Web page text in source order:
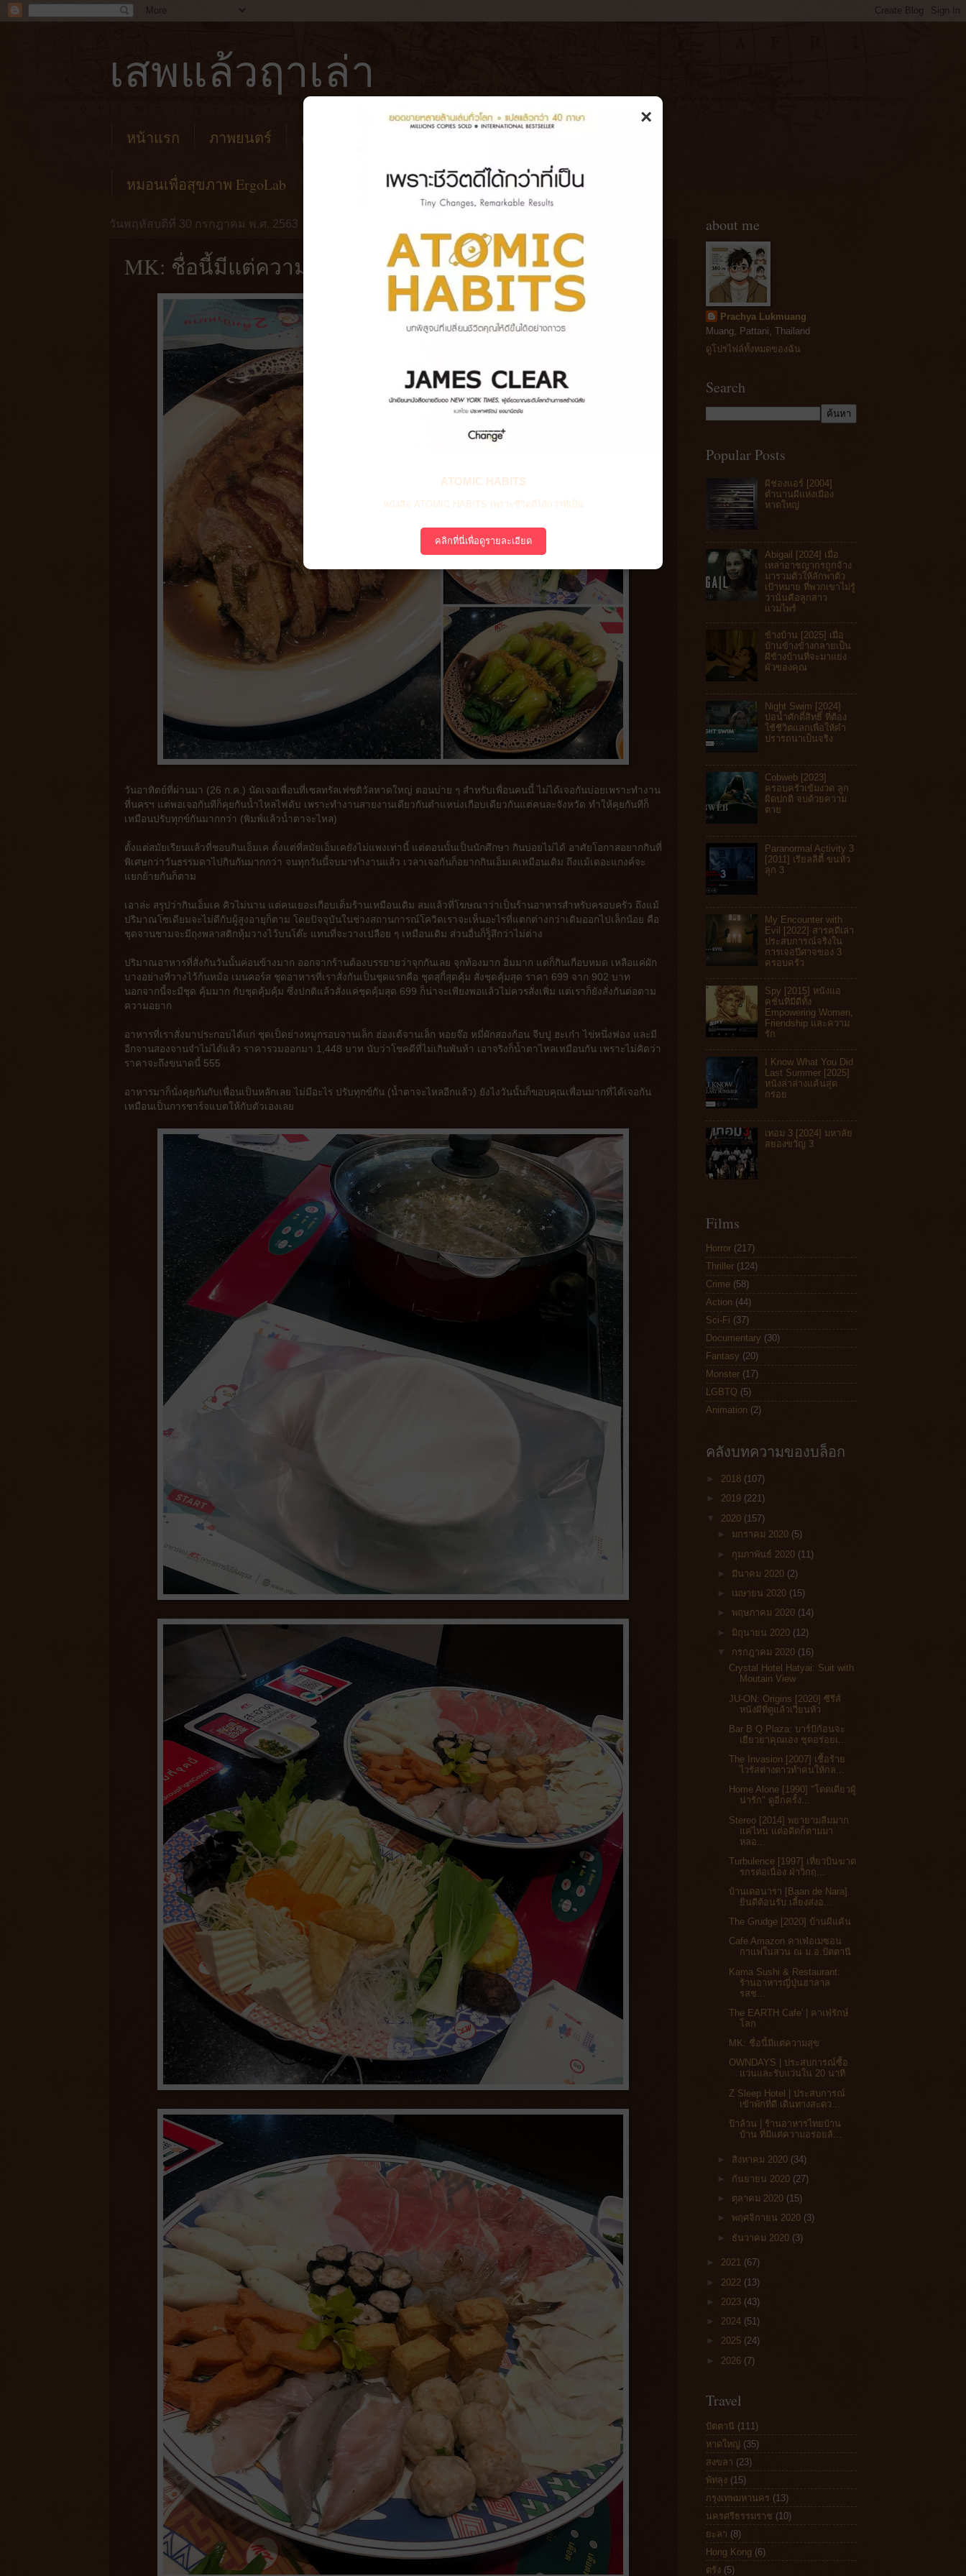
เสพแล้วฤาเล่า
หน้าแรก ภาพยนตร์ คาเฟ่
หมอนเพื่อสุขภาพ ErgoLab
วันพฤหัสบดีที่ 30 กรกฎาคม พ.ศ. 2563
MK: ชื่อนี้มีแต่ความสุข
วันอาทิตย์ที่ผ่านมา (26 ก.ค.) นัดเจอเพื่อนที่เซลทรัลเฟซติวัลหาดใหญ่ ตอนบ่าย ๆ สำหรับเพื่อนคนนี้ ไม่ได้เจอกันบ่อยเพราะทำงาน
ที่นครฯ แต่พอเจอกันทีก็คุยกันน้ำไหลไฟดับ เพราะทำงานสายงานเดียวกันตำแหน่งเกือบเดียวกันแต่คนละจังหวัด ทำให้คุยกันทีก็
เหมือนปรับทุกข์กันมากกว่า (พิมพ์แล้วน้ำตาจะไหล)
ตั้งแต่สมัยเรียนแล้วที่ชอบกินเอ็มเค ตั้งแต่ที่สมัยเอ็มเคยังไม่แพงเท่านี้ แต่ตอนนั้นเป็นนักศึกษา กินบ่อยไม่ได้ อาศัยโอกาสอยากกินที่
พิเศษกว่าวันธรรมดาไปกินกันมากกว่า จนทุกวันนี้จบมาทำงานแล้ว เวลาเจอกันก็อยากกินเอ็มเคเหมือนเดิม ถึงแม้เดอะแกงค์จะ
แยกย้ายกันก็ตาม
เอาล่ะ สรุปว่ากินเอ็มเค คิวไม่นาน แต่คนเยอะเกือบเต็มร้านเหมือนเดิม สมแล้วที่โฆษณาว่าเป็นร้านอาหารสำหรับครอบครัว ถึงแม้
ปริมาณโซเดียมจะไม่ดีกับผู้สูงอายุก็ตาม โดยปัจจุบันในช่วงสถานการณ์โควิดเราจะเห็นอะไรที่แตกต่างกว่าเดิมออกไปเล็กน้อย คือ
ชุดจานชามจะมีถุงพลาสติกหุ้มวางไว้บนโต๊ะ แทนที่จะวางเปลือย ๆ เหมือนเดิม ส่วนอื่นก็รู็สึกว่าไม่ต่าง
ปริมาณอาหารที่สั่งกันวันนั้นค่อนข้างมาก ออกจากร้านต้องบรรยายว่าจุกกันเลย จุกท้องมาก อิ่มมาก แต่ก็กินเกือบหมด เหลือแค่ผัก
บางอย่างที่วางไว้ก้นหม้อ เมนคอร์ส ชุดอาหารที่เราสั่งกันเป็นชุดแรกคือ ชุดสุกี้สุดคุ้ม สั่งชุดคุ้มสุด ราคา 699 จาก 902 บาท
นอกจากนี้จะมีชุด คุ้มมาก กับชุดคุ้มคุ้ม ซึ่งปกติแล้วสั่งแค่ชุดคุ้มสุด 699 ก็น่าจะเพียงพอแล้วไม่ควรสั่งเพิ่ม แต่เราก็ยังสั่งกันต่อตาม
ความอยาก
อาหารที่เราสั่งมาประกอบได้แก่ ชุดเป็ดย่างหมูกรอบจานเล็ก ฮ่องเต้จานเล็ก หอยจ๊อ หมี่ผักสองก้อน จีบปู ฮะเก๋า ไข่หนึ่งฟอง และมี
อีกจานสองจานจำไม่ได้แล้ว ราคารวมออกมา 1,448 บาท นับว่าโชคดีที่ไม่เกินพันห้า เอาจริงก็น้ำตาไหลเหมือนกัน เพราะไม่คิดว่า
ราคาจะถึงขนาดนี้ 555
อาหารมาก็นั่งคุยกันกับเพื่อนเป็นหลักเลย ไม่มีอะไร ปรับทุกข์กัน (น้ำตาจะไหลอีกแล้ว) ยังไงวันนั้นก็ขอบคุณเพื่อนมากที่ได้เจอกัน
เหมือนเป็นการชาร์จแบตให้กับตัวเองเลย
about me
Prachya Lukmuang
Muang, Pattani, Thailand
ดูโปรไฟล์ทั้งหมดของฉัน
Search
Popular Posts
ผีช่องแอร์ [2004]
ตำนานผีแห่งเมือง
หาดใหญ่
Abigail [2024] เมื่อ
เหล่าอาชญากรถูกจ้าง
มารวมตัวให้ลักพาตัว
เป้าหมาย ที่พวกเขาไม่รู้
ว่านั่นคือลูกสาว
แวมไพร์
ข้างบ้าน [2025] เมื่อ
บ้านข้างข้างกลายเป็น
ผีข้างบ้านที่จะมาแย่ง
ผัวของคุณ
Night Swim [2024]
บ่อน้ำศักดิ์สิทธิ์ ที่ต้อง
ใช้ชีวิตแลกเพื่อให้คำ
ปรารถนาเป็นจริง
Cobweb [2023]
ครอบครัวเข้มงวด ลูก
ผิดปกติ จบด้วยความ
ตาย
Paranormal Activity 3
[2011] เรียลลิตี้ ขนหัว
ลุก 3
My Encounter with
Evil [2022] สารคดีเล่า
ประสบการณ์จริงใน
การเจอปีศาจของ 3
ครอบครัว
Spy [2015] หนังแอ
คชันที่มีดีทั้ง
Empowering Women,
Friendship และความ
รัก
I Know What You Did
Last Summer [2025]
หนังล่าล่างแค้นสุด
กร่อย
เทอม 3 [2024] มหาลัย
สยองขวัญ 3
Films
Horror (217)
Thriller (124)
Crime (58)
Action (44)
Sci-Fi (37)
Documentary (30)
Fantasy (20)
Monster (17)
LGBTQ (5)
Animation (2)
คลังบทความของบล็อก
► 2018 (107)
► 2019 (221)
▼ 2020 (157)
► มกราคม 2020 (5)
► กุมภาพันธ์ 2020 (11)
► มีนาคม 2020 (2)
► เมษายน 2020 (15)
►พฤษภาคม 2020 (14)
► มิถุนายน 2020 (12)
▼ กรกฎาคม 2020 (16)
Crystal Hotel Hatyai: Suit with
Moutain View
JU-ON: Origins [2020] ซีรีส์
หนังผีที่ดูแล้วเวียนหัว
Bar B Q Plaza: บาร์บีก้อนจะ
เยียวยาคุณเอง ชุดอร่อยเ...
The Invasion [2007] เชื้อร้าย
ไวรัสต่างดาวทำคนให้กล...
Home Alone [1990] "โดดเดี่ยวผู้
น่ารัก" ดูอีกครั้ง...
Stereo [2014] พยายามลืมมาก
แค่ไหน แต่อดีตก็ตามมา
หลอ...
Turbulence [1997] เที่ยวบินฆาต
รกรต่อเนื่อง ฝ่าวิกฤ...
บ้านเดอนารา [Baan de Nara]
ยินดีต้อนรับ เลี้ยงส่งอ...
The Grudge [2020] บ้านผีแค้น
Cafe Amazon คาเฟ่อเมซอน
กาแฟในสวน ณ ม.อ.ปัตตานี
Kama Sushi & Restaurant:
ร้านอาหารญี่ปุ่นฮาลาล
รสช...
The EARTH Cafe' | คาเฟ่รักษ์
โลก
MK: ชื่อนี้มีแต่ความสุข
OWNDAYS | ประสบการณ์ซื้อ
แว่นและรับแว่นใน 20 นาที
Z Sleep Hotel | ประสบการณ์
เข้าพักที่ดี เดินทางสะดว...
ป้าล้วน | ร้านอาหารไทยบ้าน
บ้าน ที่มีแต่ความอร่อยล้...
► สิงหาคม 2020 (34)
► กันยายน 2020 (27)
► ตุลาคม 2020 (15)
►พฤศจิกายน 2020 (3)
► ธันวาคม 2020 (3)
► 2021 (67)
► 2022 (13)
► 2023 (43)
► 2024 (51)
► 2025 (24)
► 2026 (7)
Travel
ปัตตานี (111)
หาดใหญ่ (35)
สงขลา (23)
พัทลุง (15)
กรุงเทพมหานคร (13)
นครศรีธรรมราช (10)
ยะลา (8)
Hong Kong (6)
ตรัง (5)
×
ATOMIC HABITS
หนังสือ ATOMIC HABITS เพราะชีวิตดีได้กว่าที่เป็น
คลิกที่นี่เพื่อดูรายละเอียด